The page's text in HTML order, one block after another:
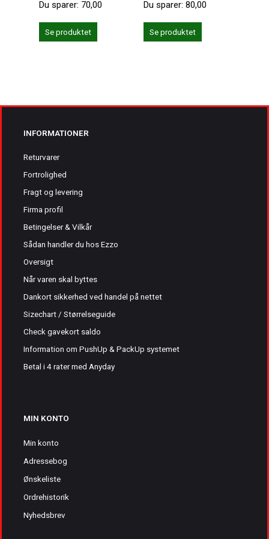
Du sparer: 70,00
Se produktet
Du sparer: 80,00
Se produktet
INFORMATIONER
Returvarer
Fortrolighed
Fragt og levering
Firma profil
Betingelser & Vilkår
Sådan handler du hos Ezzo
Oversigt
Når varen skal byttes
Dankort sikkerhed ved handel på nettet
Sizechart / Størrelseguide
Check gavekort saldo
Information om PushUp & PackUp systemet
Betal i 4 rater med Anyday
MIN KONTO
Min konto
Adressebog
Ønskeliste
Ordrehistorik
Nyhedsbrev